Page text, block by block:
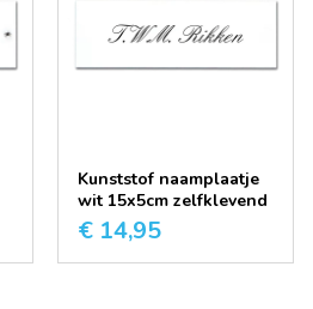
Kunststof naamplaatje
wit 15x5cm zelfklevend
€ 14,95